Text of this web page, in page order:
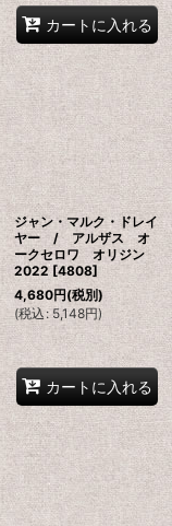
カートに入れる
ジャン・マルク・ドレイ
ヤー / アルザス オ
ークセロワ オリジン
2022 [4808]
4,680円(税別)
(税込 : 5,148円)
カートに入れる